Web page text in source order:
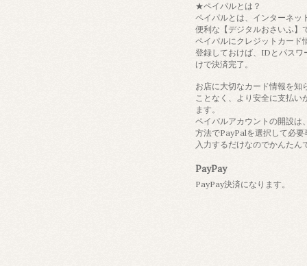
★ペイパルとは？
ペイパルとは、インターネッ
便利な【デジタルおさいふ】
ペイパルにクレジットカード
登録しておけば、IDとパスワ
けで決済完了。
お店に大切なカード情報を知
ことなく、より安全に支払い
ます。
ペイパルアカウントの開設は
方法でPayPalを選択して必要
入力するだけなのでかんたん
PayPay
PayPay決済になります。